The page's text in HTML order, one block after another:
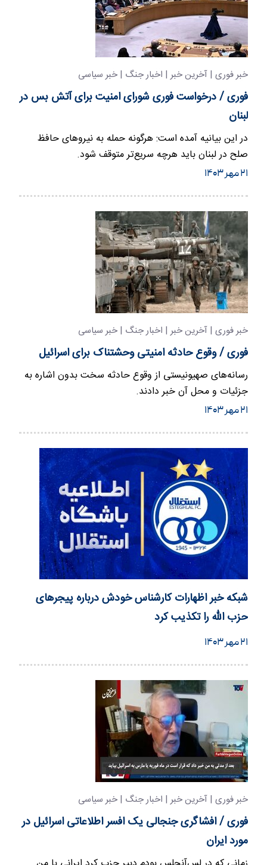
خبر فوری | آخرین خبر | اخبار جنگ | خبر سیاسی
فوری / درخواست فوری شورای امنیت برای آتش بس در
لبنان
در این بیانیه آمده است: هرگونه حمله به نیروهای حافظ
صلح در لبنان باید هرچه سریع‌تر متوقف شود.
۲۱ مهر ۱۴۰۳
خبر فوری | آخرین خبر | اخبار جنگ | خبر سیاسی
فوری / وقوع حادثه امنیتی وحشتناک برای اسرائیل
رسانه‌های صهیونیستی از وقوع حادثه سخت بدون اشاره به
جزئیات و محل آن خبر دادند.
۲۱ مهر ۱۴۰۳
شبکه خبر اظهارات کارشناس خودش درباره پیجرهای
حزب الله را تکذیب کرد
۲۱ مهر ۱۴۰۳
خبر فوری | آخرین خبر | اخبار جنگ | خبر سیاسی
فوری / افشاگری جنجالی یک افسر اطلاعاتی اسرائیل در
مورد ایران